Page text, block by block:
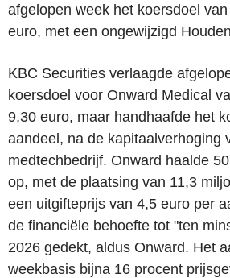
afgelopen week het koersdoel
euro, met een ongewijzigd
KBC Securities verlaagde
koersdoel voor Onward Medical
9,30 euro, maar handhaafde het
aandeel, na de kapitaalverhoging
medtechbedrijf. Onward haalde
op, met de plaatsing van 11,3
een uitgifteprijs van 4,5 euro per
de financiële behoefte tot "ten
2026 gedekt, aldus Onward. Het
weekbasis bijna 16 procent